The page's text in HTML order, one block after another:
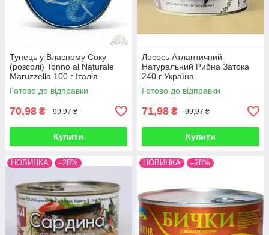
Тунець у Власному Соку
(розсолі) Tonno al Naturale
Maruzzella 100 г Італія
Готово до відправки
70,98 ₴ 99,97 ₴
Купити
Лосось Атлантичний
Натуральний Рибна Затока
240 г Україна
Готово до відправки
71,98 ₴ 99,97 ₴
Купити
НОВИНКА –28% НОВИНКА –28%